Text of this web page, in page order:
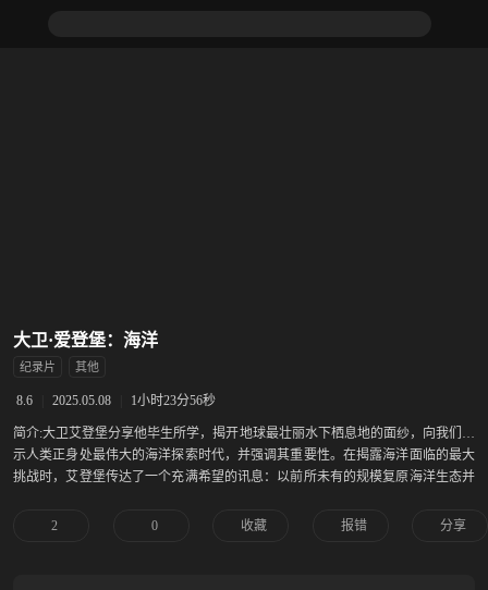
大卫·爱登堡：海洋
纪录片 其他
8.6 2025.05.08 1小时23分56秒
简介:大卫艾登堡分享他毕生所学，揭开地球最壮丽水下栖息地的面纱，向我们展
示人类正身处最伟大的海洋探索时代，并强调其重要性。在揭露海洋面临的最大
挑战时，艾登堡传达了一个充满希望的讯息：以前所未有的规模复原海洋生态并
2
0 收藏 报错 分享